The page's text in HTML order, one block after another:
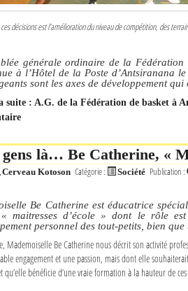
PDF
ces décisions est l’amélioration du niveau de compétition, des
générale ordinaire de la
à l’Hôtel de la Poste d’Antsiranana
sont les axes de développement qui
suite : A.G. de la Fédération de basket à
gens là… Be Catherine, «
Cerveau Kotoson Catégorie : Société Publication :
Be Catherine est éducatrice
maitresses d’école » dont le rôle
personnel des tout-petits, bien
Mademoiselle Be Catherine nous décrit son activité
engagement et une passion, mais dont elle
qu’elle bénéficie d’une vraie formation à la hauteur de